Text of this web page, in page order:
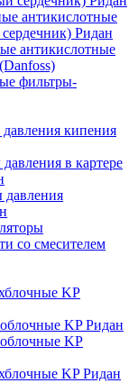
антикислотные
Ридан
антикислотные
фильтры-
кипения
в картере
давления
со смесителем
KP
KP Ридан
KP
KP Ридан